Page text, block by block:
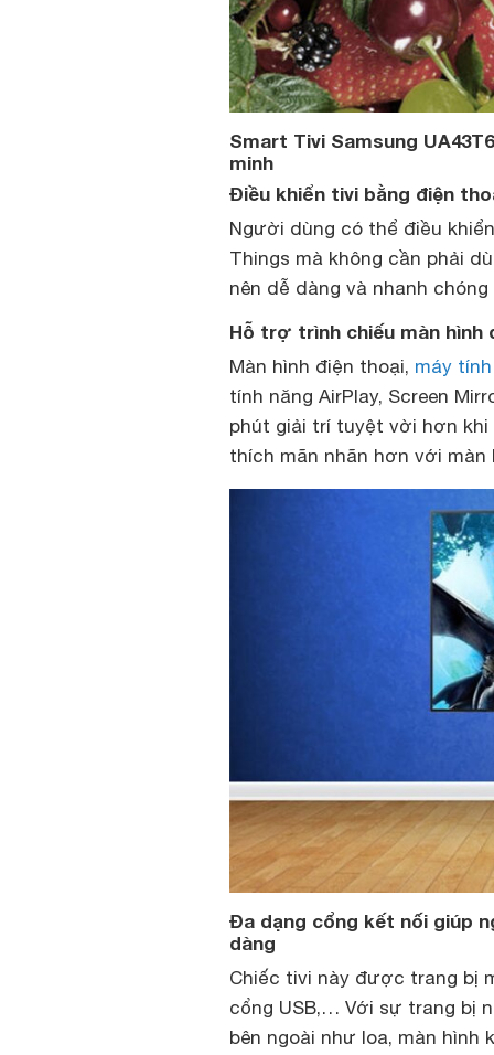
Smart Tivi Samsung
minh
Điều khiển tivi bằng điện
Người dùng có thể điều
Things mà không cần phải
nên dễ dàng và nhanh chóng
Hỗ trợ trình chiếu màn hình
Màn hình điện thoại, máy
tính năng AirPlay, Screen
phút giải trí tuyệt vời hơn
thích mãn nhãn hơn với màn
Đa dạng cổng kết nối giúp
dàng
Chiếc tivi này được trang bị
cổng USB,… Với sự trang bị
bên ngoài như loa, màn